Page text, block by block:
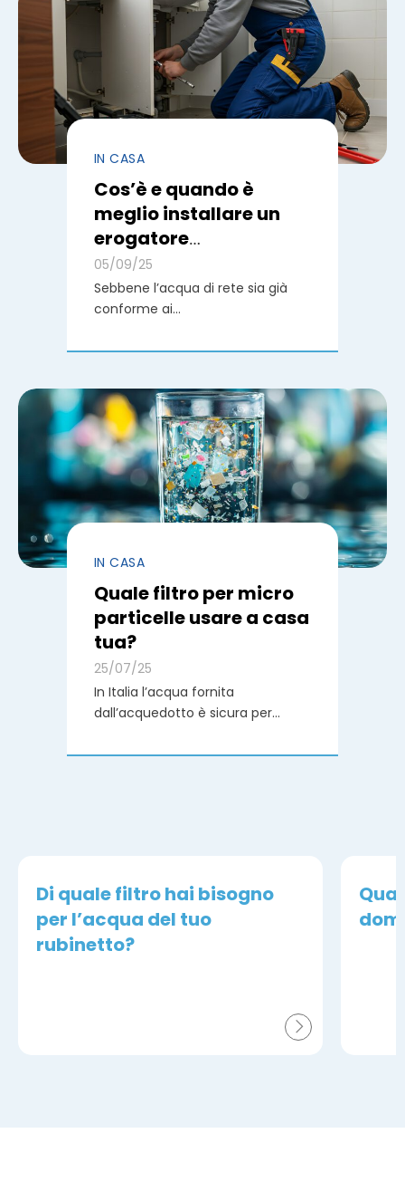
IN CASA
Cos’è e quando è
meglio installare un
erogatore
sottolavello?
05/09/25
Sebbene l’acqua di rete sia già
conforme ai...
IN CASA
Quale filtro per micro
particelle usare a casa
tua?
25/07/25
In Italia l’acqua fornita
dall’acquedotto è sicura per...
Di quale filtro hai bisogno
per l’acqua del tuo
rubinetto?